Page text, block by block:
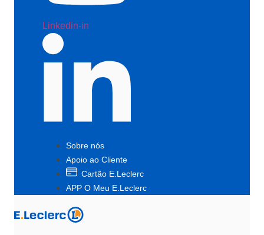
Linkedin-in
Sobre nós
Apoio ao Cliente
Cartão E.Leclerc
APP O Meu E.Leclerc